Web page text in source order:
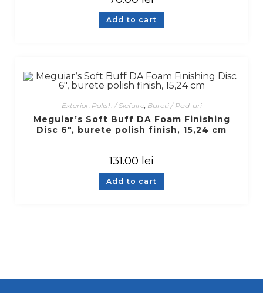
Add to cart
Exterior, Polish / Slefuire, Bureti / Pad-uri
Meguiar’s Soft Buff DA Foam Finishing
Disc 6″, burete polish finish, 15,24 cm
131.00 lei
Add to cart